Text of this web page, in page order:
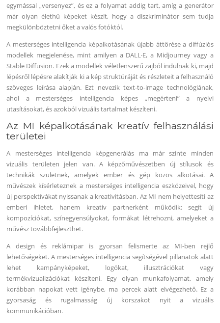
egymással „versenyez”, és ez a folyamat addig tart, amíg a generátor
már olyan élethű képeket készít, hogy a diszkriminátor sem tudja
megkülönböztetni őket a valós fotóktól.
A mesterséges intelligencia képalkotásának újabb áttörése a diffúziós
modellek megjelenése, mint amilyen a DALL·E, a Midjourney vagy a
Stable Diffusion. Ezek a modellek véletlenszerű zajból indulnak ki, majd
lépésről lépésre alakítják ki a kép struktúráját és részleteit a felhasználó
szöveges leírása alapján. Ezt nevezik text-to-image technológiának,
ahol a mesterséges intelligencia képes „megérteni” a nyelvi
utasításokat, és azokból vizuális tartalmat készíteni.
Az MI képalkotásának kreatív felhasználási
területei
A mesterséges intelligencia képgenerálás ma már szinte minden
vizuális területen jelen van. A képzőművészetben új stílusok és
technikák születnek, amelyek ember és gép közös alkotásai. A
művészek kísérleteznek a mesterséges intelligencia eszközeivel, hogy
új perspektívákat nyissanak a kreativitásban. Az MI nem helyettesíti az
emberi ihletet, hanem kreatív partnerként működik: segít új
kompozíciókat, színegyensúlyokat, formákat létrehozni, amelyeket a
művész továbbfejleszthet.
A design és reklámipar is gyorsan felismerte az MI-ben rejlő
lehetőségeket. A mesterséges intelligencia segítségével pillanatok alatt
lehet kampányképeket, logókat, illusztrációkat vagy
termékvizualizációkat készíteni. Egy olyan munkafolyamat, amely
korábban napokat vett igénybe, ma percek alatt elvégezhető. Ez a
gyorsaság és rugalmasság új korszakot nyit a vizuális
kommunikációban.